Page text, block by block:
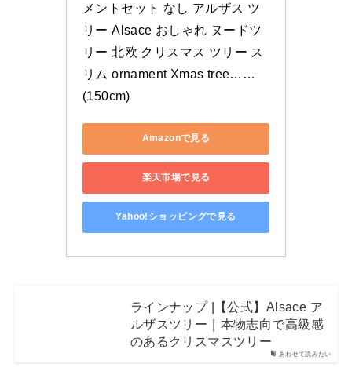
メントセット なし アルザス ツ
リー Alsace おしゃれ ヌードツ
リー 北欧 クリスマス ツリー ス
リム ornament Xmas tree……
(150cm)
Amazonで見る
楽天市場で見る
Yahoo!ショッピングで見る
あわせて読みたい
ラインナップ |【公式】Alsace ア
ルザスツリー｜本物志向で高級感
のあるクリスマスツリー